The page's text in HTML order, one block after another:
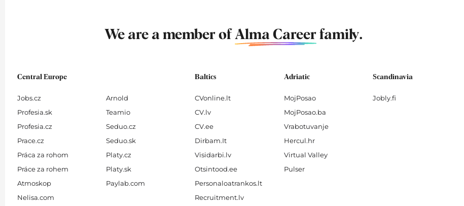
We are a member of Alma Careerfamily.
Central Europe
Jobs.cz
Profesia.sk
Profesia.cz
Prace.cz
Práca za rohom
Práce za rohem
Atmoskop
Nelisa.com
Arnold
Teamio
Seduo.cz
Seduo.sk
Platy.cz
Platy.sk
Paylab.com
Baltics
CVonline.lt
CV.lv
CV.ee
Dirbam.It
Visidarbi.lv
Otsintood.ee
Personaloatrankos.lt
Recruitment.lv
Adriatic
MojPosao
MojPosao.ba
Vrabotuvanje
Hercul.hr
Virtual Valley
Pulser
Scandinavia
Jobly.fi